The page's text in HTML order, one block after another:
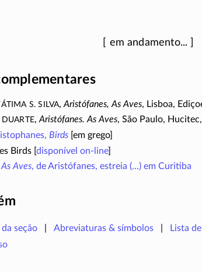
S. Silva,Aristófanes, As Aves, Lisboa,
Duarte, Aristófanes. As Aves, São Paulo,
Birds[em grego]
Birds [disponível on-line]
As Aves, de Aristófanes, estreia (...) em Curitiba
seção Abreviaturas & símbolos Lista